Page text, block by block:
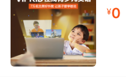
7. ford have
thought, and they've
福特注意到了这点 并
开发出了这东西
¥0